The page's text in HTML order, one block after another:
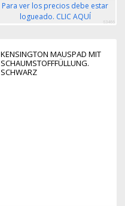
Para ver los precios debe estar
logueado. CLIC AQUÍ
63466
KENSINGTON MAUSPAD MIT
SCHAUMSTOFFFÜLLUNG.
SCHWARZ